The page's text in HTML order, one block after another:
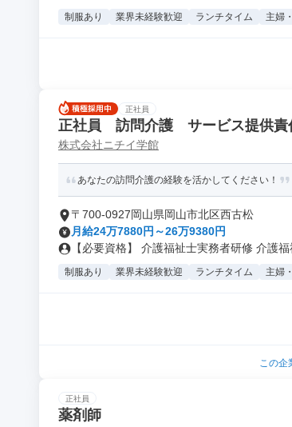
制服あり 業界未経験歓迎 ランチタイム 主婦
正社員
正社員 訪問介護 サービス提供責
株式会社ニチイ学館
あなたの訪問介護の経験を活かしてください！
〒700-0927岡山県岡山市北区西古松
月給24万7880円～26万9380円
【必要資格】 介護福祉士実務者研修 介護
制服あり 業界未経験歓迎 ランチタイム 主婦
この企
正社員
薬剤師